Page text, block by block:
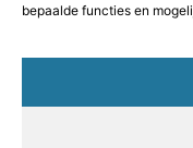
bepaalde functies en